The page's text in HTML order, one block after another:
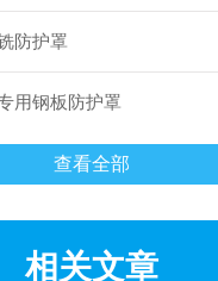
防护罩
用钢板防护罩
查看全部
相关文章